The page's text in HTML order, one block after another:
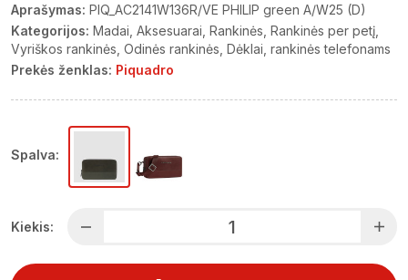
Aprašymas: PIQ_AC2141W136R/VE PHILIP green A/W25 (D)
Kategorijos: Madai Aksesuarai Rankinės Rankinės per petį
Vyriškos rankinės Odinės rankinės Dėklai, rankinės telefonams
Prekės ženklas: Piquadro
Spalva:
Kiekis: